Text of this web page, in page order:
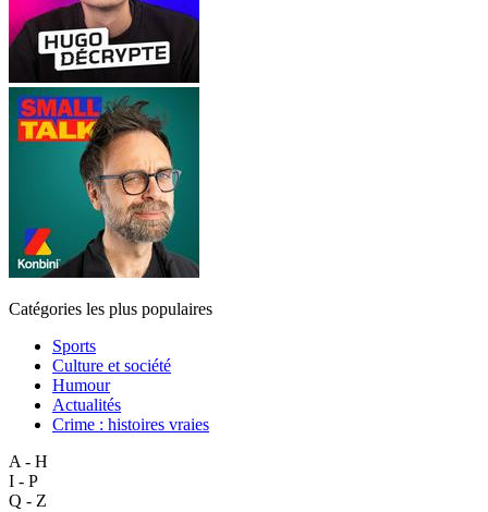
Catégories les plus populaires
Sports
Culture et société
Humour
Actualités
Crime : histoires vraies
A - H
I - P
Q - Z